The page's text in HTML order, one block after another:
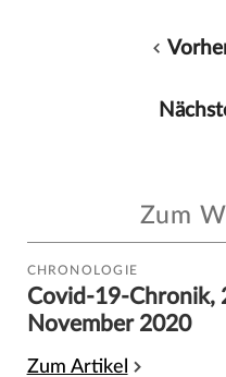
Zum
CHRONOLOGIE
Covid-19-Chronik,
November 2020
Zum Artikel